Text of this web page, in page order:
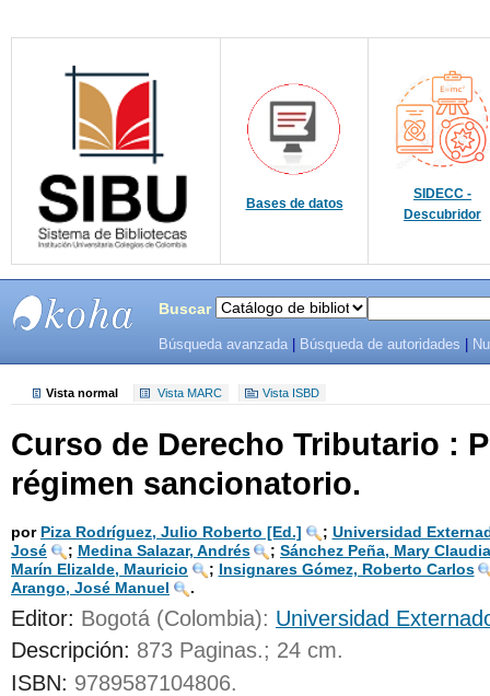
Bases de datos
SIDECC -
Descubridor
SISTEMAS
DE
BIBLIOTECAS
UNICOC
Buscar
Búsqueda avanzada Búsqueda de autoridades
Vista normal Vista MARC Vista ISBD
Curso de Derecho Tributario :
régimen sancionatorio.
por Piza Rodríguez, Julio Roberto [Ed.] ; Universidad
José
; Medina Salazar, Andrés ; Sánchez Peña, Mary Claudia
Marín Elizalde, Mauricio
; Insignares Gómez, Roberto Carlos
Arango, José Manuel
.
Editor: Bogotá (Colombia): Universidad
Descripción: 873 Paginas.; 24 cm.
ISBN: 9789587104806.